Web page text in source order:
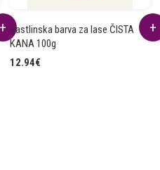
Rastlinska barva za lase ČISTA
KANA 100g
12.94€